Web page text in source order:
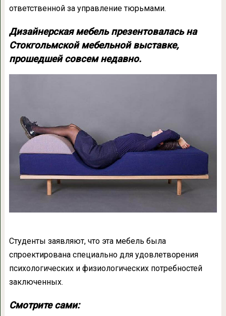
ответственной за управление тюрьмами.
Дизайнерская мебель презентовалась на
Стокгольмской мебельной выставке,
прошедшей совсем недавно.
Студенты заявляют, что эта мебель была
спроектирована специально для удовлетворения
психологических и физиологических потребностей
заключенных.
Смотрите сами: